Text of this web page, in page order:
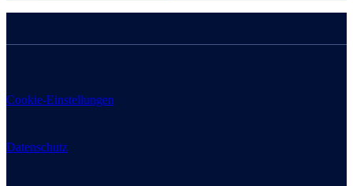
Cookie-Einstellungen
Datenschutz